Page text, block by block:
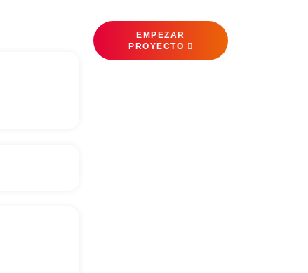
EMPEZAR
PROYECTO